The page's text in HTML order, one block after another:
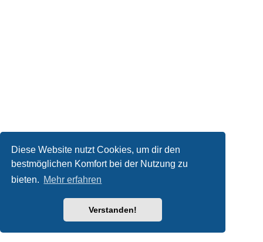
Diese Website nutzt Cookies, um dir den
bestmöglichen Komfort bei der Nutzung zu
bieten. Mehr erfahren
Verstanden!